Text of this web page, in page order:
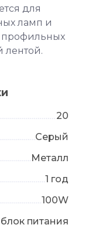
для
ламп и
профильных
лентой.
20
Серый
Металл
1 год
100W
питания